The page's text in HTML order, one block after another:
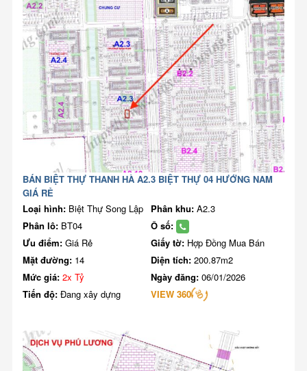
BÁN BIỆT THỰ THANH HÀ A2.3 BIỆT THỰ 04 HƯỚNG NAM
GIÁ RẺ
Loại hình: Biệt Thự Song Lập Phân khu: A2.3
Phân lô: BT04
Ô số:
Ưu điểm: Giá Rẻ Giấy tờ: Hợp Đồng Mua Bán
Mặt đường: 14 Diện tích: 200.87m2
Mức giá: 2x Tỷ Ngày đăng: 06/01/2026
Tiến độ: Đang xây dựng VIEW 360